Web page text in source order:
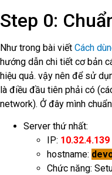
Step 0:
Như trong bài viết Cách
hướng dẫn chi tiết cơ bản
hiệu quả. vậy nên để sử
là điều đầu tiên phải có
network). Ở đây mình
Server thứ nhất:
IP: 10.32.4.139
hostname:
Chức năng: